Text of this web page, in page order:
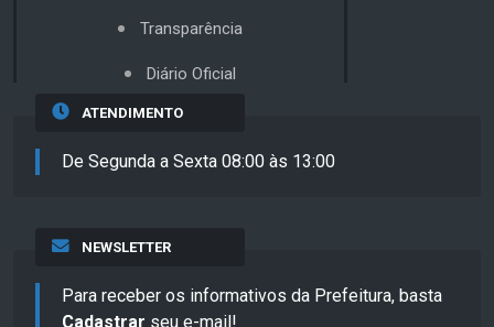
Transparência
Diário Oficial
ATENDIMENTO
De Segunda a Sexta 08:00 às 13:00
NEWSLETTER
Para receber os informativos da Prefeitura, basta
Cadastrar seu e-mail!